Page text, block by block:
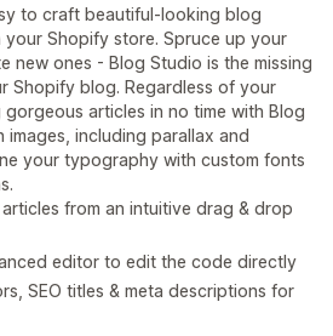
to craft beautiful-looking blog
Shopify store. Spruce up your
new ones - Blog Studio is the missing
Shopify blog. Regardless of your
articles in no time with Blog
including parallax and
your typography with custom fonts
from an intuitive drag & drop
editor to edit the code directly
SEO titles & meta descriptions for